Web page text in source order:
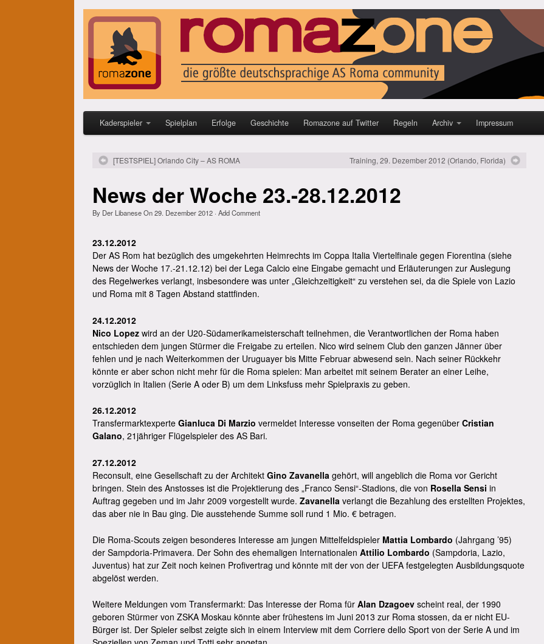
Kaderspieler Spielplan Erfolge Geschichte Romazone auf Twitter Regeln Archiv Impressum
[TESTSPIEL] Orlando City – AS ROMA Training, 29. Dezember 2012 (Orlando, Florida)
News der Woche 23.-28.12.2012
By Der LibaneseOn29. Dezember 2012 · Add Comment
23.12.2012
Der AS Rom hat bezüglich des umgekehrten Heimrechts im Coppa Italia Viertelfinale gegen Fiorentina (siehe
News der Woche 17.-21.12.12) bei der Lega Calcio eine Eingabe gemacht und Erläuterungen zur Auslegung
des Regelwerkes verlangt, insbesondere was unter „Gleichzeitigkeit“ zu verstehen sei, da die Spiele von Lazio
und Roma mit 8 Tagen Abstand stattfinden.
24.12.2012
Nico Lopez wird an der U20-Südamerikameisterschaft teilnehmen, die Verantwortlichen der Roma haben
entschieden dem jungen Stürmer die Freigabe zu erteilen. Nico wird seinem Club den ganzen Jänner über
fehlen und je nach Weiterkommen der Uruguayer bis Mitte Februar abwesend sein. Nach seiner Rückkehr
könnte er aber schon nicht mehr für die Roma spielen: Man arbeitet mit seinem Berater an einer Leihe,
vorzüglich in Italien (Serie A oder B) um dem Linksfuss mehr Spielpraxis zu geben.
26.12.2012
Transfermarktexperte Gianluca Di Marzio vermeldet Interesse vonseiten der Roma gegenüber Cristian
Galano, 21jähriger Flügelspieler des AS Bari.
27.12.2012
Reconsult, eine Gesellschaft zu der Architekt Gino Zavanella gehört, will angeblich die Roma vor Gericht
bringen. Stein des Anstosses ist die Projektierung des „Franco Sensi“-Stadions, die von Rosella Sensi in
Auftrag gegeben und im Jahr 2009 vorgestellt wurde. Zavanella verlangt die Bezahlung des erstellten Projektes,
das aber nie in Bau ging. Die ausstehende Summe soll rund 1 Mio. € betragen.
Die Roma-Scouts zeigen besonderes Interesse am jungen Mittelfeldspieler Mattia Lombardo (Jahrgang ’95)
der Sampdoria-Primavera. Der Sohn des ehemaligen Internationalen Attilio Lombardo (Sampdoria, Lazio,
Juventus) hat zur Zeit noch keinen Profivertrag und könnte mit der von der UEFA festgelegten Ausbildungsquote
abgelöst werden.
Weitere Meldungen vom Transfermarkt: Das Interesse der Roma für Alan Dzagoev scheint real, der 1990
geboren Stürmer von ZSKA Moskau könnte aber frühestens im Juni 2013 zur Roma stossen, da er nicht EU-
Bürger ist. Der Spieler selbst zeigte sich in einem Interview mit dem Corriere dello Sport von der Serie A und im